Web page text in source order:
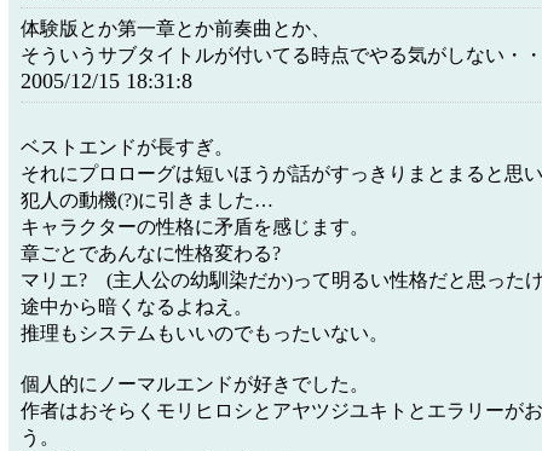
体験版とか第一章とか前奏曲とか、
そういうサブタイトルが付いてる時点でやる気がしない・
2005/12/15 18:31:8
ベストエンドが長すぎ。
それにプロローグは短いほうが話がすっきりまとまると思
犯人の動機(?)に引きました…
キャラクターの性格に矛盾を感じます。
章ごとであんなに性格変わる?
マリエ? (主人公の幼馴染だか)って明るい性格だと思った
途中から暗くなるよねえ。
推理もシステムもいいのでもったいない。
個人的にノーマルエンドが好きでした。
作者はおそらくモリヒロシとアヤツジユキトとエラリーが
う。